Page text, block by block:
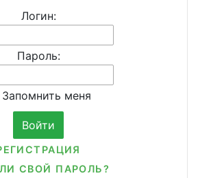
Логин:
Пароль:
Запомнить меня
СВОЙ ПАРОЛЬ?